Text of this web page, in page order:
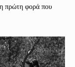
η πρώτη φορά που